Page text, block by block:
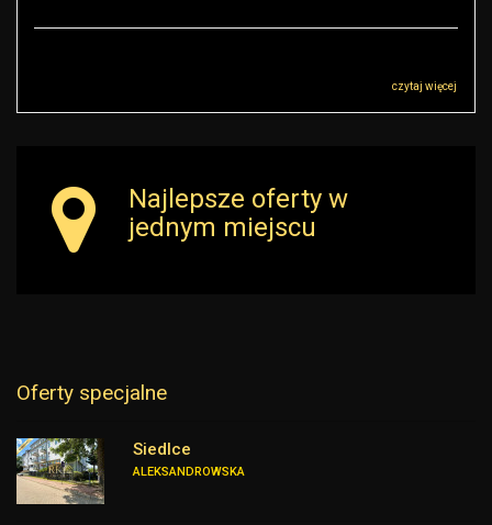
czytaj więcej
Najlepsze oferty w
jednym miejscu
Oferty specjalne
Siedlce
ALEKSANDROWSKA